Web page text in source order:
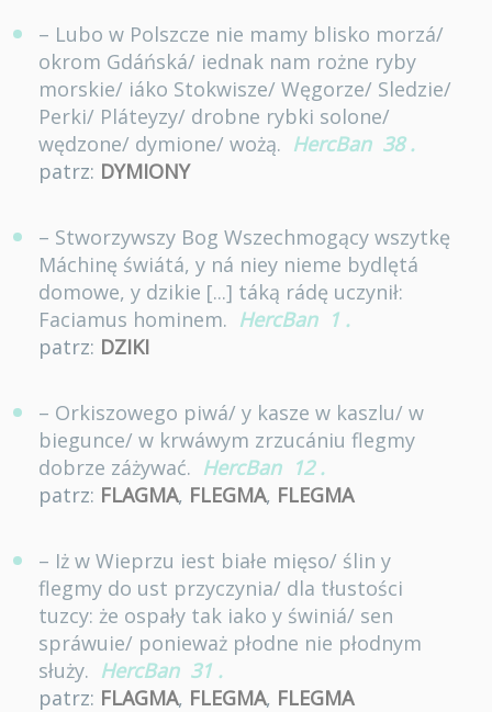
– Lubo w Polszcze nie mamy blisko morzá/
okrom Gdáńská/ iednak nam rożne ryby
morskie/ iáko Stokwisze/ Węgorze/ Sledzie/
Perki/ Pláteyzy/ drobne rybki solone/
wędzone/ dymione/ wożą. HercBan 38 .
patrz: DYMIONY
– Stworzywszy Bog Wszechmogący wszytkę
Máchinę świátá, y ná niey nieme bydlętá
domowe, y dzikie [...] táką rádę uczynił:
Faciamus hominem. HercBan 1 .
patrz: DZIKI
– Orkiszowego piwá/ y kasze w kaszlu/ w
biegunce/ w krwáwym zrzucániu flegmy
dobrze záżywać. HercBan 12 .
patrz: FLAGMA, FLEGMA, FLEGMA
– Iż w Wieprzu iest białe mięso/ ślin y
flegmy do ust przyczynia/ dla tłustości
tuzcy: że ospały tak iako y świniá/ sen
spráwuie/ ponieważ płodne nie płodnym
służy. HercBan 31 .
patrz: FLAGMA, FLEGMA, FLEGMA